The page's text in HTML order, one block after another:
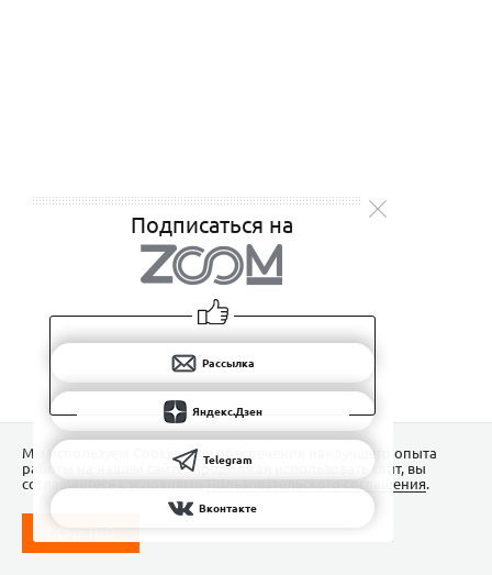
Подписаться на
Рассылка
Яндекс.Дзен
Telegram
Вконтакте
Мы используем Сookies для обеспечения наилучшего опыта
работы на нашем сайте. Продолжая использовать сайт, вы
соглашаетесь с условиямиПользовательского соглашения.
ПОНЯТНО